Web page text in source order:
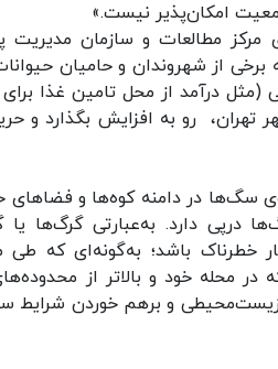
امکان‌پذیر نیست.»
مطالعات و سازمان مدیریت
برخی از شهروندان و حامیان
(مثل درآمد از محل تامین غذا
رو به افزایش بگذارد و
سگ‌ها در دامنه کوه‌ها و فضاهای
درپی دارد. به‌عبارتی گرگ‌ها
خطرناک باشد؛ به‌گونه‌ای که طی
در محله خود و بالاتر از
زیست‌محیطی و برهم خوردن شرایط